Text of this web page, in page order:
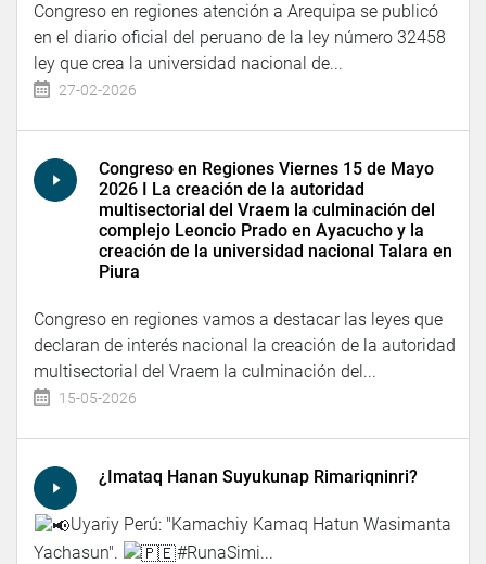
Congreso en regiones atención a Arequipa se publicó
en el diario oficial del peruano de la ley número 32458
ley que crea la universidad nacional de...
27-02-2026
Congreso en Regiones Viernes 15 de Mayo
2026 I La creación de la autoridad
multisectorial del Vraem la culminación del
complejo Leoncio Prado en Ayacucho y la
creación de la universidad nacional Talara en
Piura
Congreso en regiones vamos a destacar las leyes que
declaran de interés nacional la creación de la autoridad
multisectorial del Vraem la culminación del...
15-05-2026
¿Imataq Hanan Suyukunap Rimariqninri?
Uyariy Perú: "Kamachiy Kamaq Hatun Wasimanta
Yachasun".
#RunaSimi...